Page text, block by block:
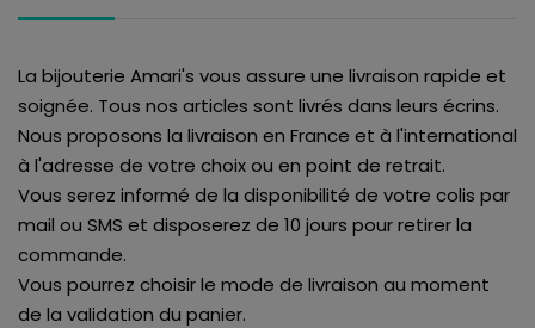
La bijouterie Amari's vous assure une livraison rapide et
soignée. Tous nos articles sont livrés dans leurs écrins.
Nous proposons la livraison en France et à l'international
à l'adresse de votre choix ou en point de retrait.
Vous serez informé de la disponibilité de votre colis par
mail ou SMS et disposerez de 10 jours pour retirer la
commande.
Vous pourrez choisir le mode de livraison au moment
de la validation du panier.